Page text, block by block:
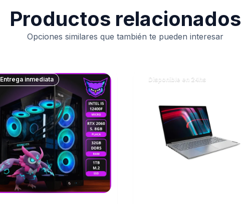
Productos relacionados
Opciones similares que también te pueden interesar
Entrega inmediata Disponible en 24hs